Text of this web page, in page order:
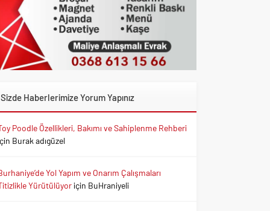
Sizde Haberlerimize Yorum Yapınız
Poodle Özellikleri, Bakımı ve Sahiplenme Rehberi
Burak adıgüzel
Yol Yapım ve Onarım Çalışmaları
Yürütülüyoriçin BuHraniyeli